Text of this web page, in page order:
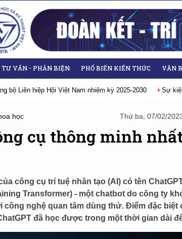
TƯ VẤN - PHẢN BIỆN PHỔ BIẾN KIẾN THỨC VĂN
Sự kiện tiêu biểu Đại hội Liên hiệp các Hội
học Thứ ba, 07/02/
cụ thông minh
công cụ trí tuệ nhân tạo (AI) có tên
Transformer) - một chatbot do công ty
công nghệ quan tâm dùng thử. Điểm đặc biệt
đã học được trong một thời gian dài